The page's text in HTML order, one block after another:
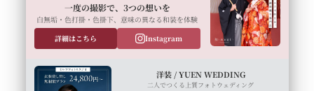
一度の撮影で、3つの想いを
白無垢・色打掛・色掛下、意味の異なる和装を体験
詳細はこちら
Instagram
洋装 / YUEN WEDDING
二人でつくる上質フォトウェディング